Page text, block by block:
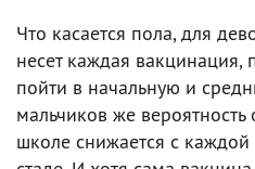
Что касается пола, для
несет каждая
пойти в начальную и
мальчиков же
школе снижается с